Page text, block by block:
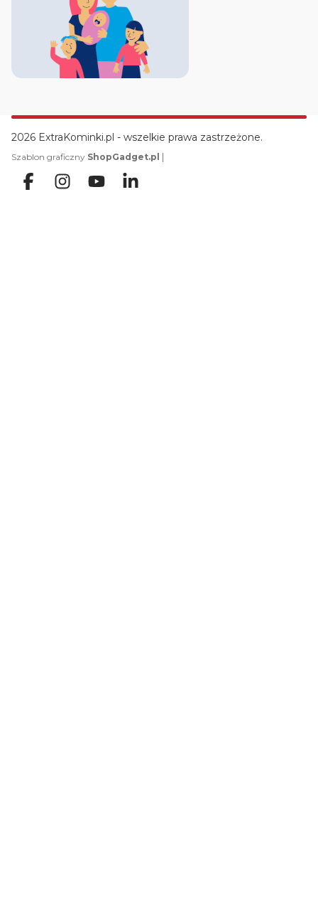
2026 ExtraKominki.pl - wszelkie prawa zastrzeżone.
Szablon graficzny ShopGadget.pl |